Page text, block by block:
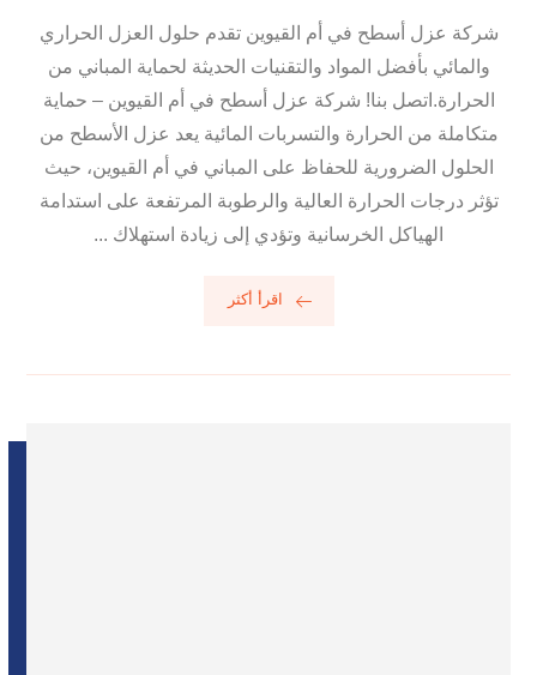
شركة عزل أسطح في أم القيوين تقدم حلول العزل الحراري
والمائي بأفضل المواد والتقنيات الحديثة لحماية المباني من
الحرارة.اتصل بنا! شركة عزل أسطح في أم القيوين – حماية
متكاملة من الحرارة والتسربات المائية يعد عزل الأسطح من
الحلول الضرورية للحفاظ على المباني في أم القيوين، حيث
تؤثر درجات الحرارة العالية والرطوبة المرتفعة على استدامة
الهياكل الخرسانية وتؤدي إلى زيادة استهلاك ...
اقرأ أكثر